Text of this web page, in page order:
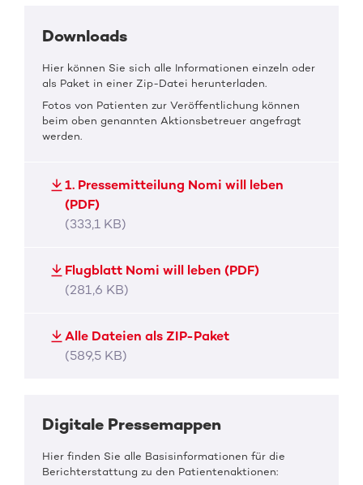
Downloads
Hier können Sie sich alle Informationen einzeln oder
als Paket in einer Zip-Datei herunterladen.
Fotos von Patienten zur Veröffentlichung können
beim oben genannten Aktionsbetreuer angefragt
werden.
1. Pressemitteilung Nomi will leben
(PDF)
(333,1 KB)
Flugblatt Nomi will leben (PDF)
(281,6 KB)
Alle Dateien als ZIP-Paket
(589,5 KB)
Digitale Pressemappen
Hier finden Sie alle Basisinformationen für die
Berichterstattung zu den Patientenaktionen: